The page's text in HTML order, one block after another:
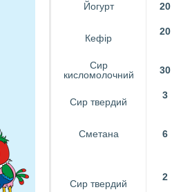
Йогурт 20
Кефір
20
Сир
кисломолочний
30
Сир твердий
3
Сметана 6
Сир твердий
2